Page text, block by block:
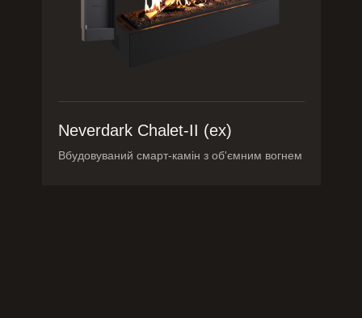
Neverdark Chalet-II (ex)
Вбудовуваний смарт-камін з об'ємним вогнем